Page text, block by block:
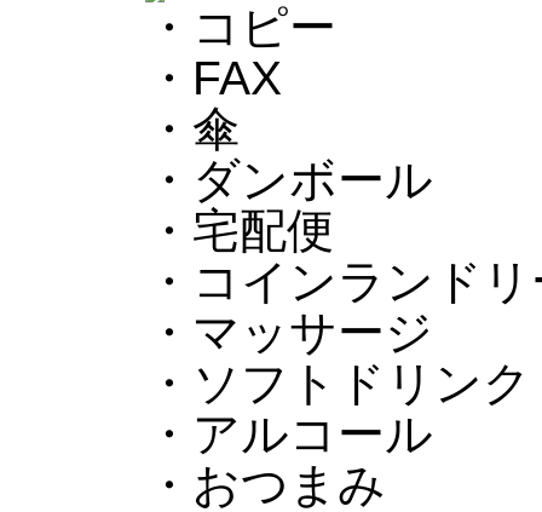
・コピー
・FAX
・傘
・ダンボール
・宅配便
・コインランド
・マッサージ
・ソフトドリンク
・アルコール
・おつまみ